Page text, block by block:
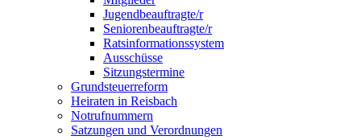
Jugendbeauftragte/r
Seniorenbeauftragte/r
Ratsinformationssystem
Ausschüsse
Sitzungstermine
Grundsteuerreform
Heiraten in Reisbach
Notrufnummern
Satzungen und Verordnungen